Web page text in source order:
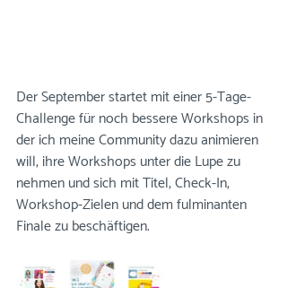
Der September startet mit einer 5-Tage-
Challenge für noch bessere Workshops in
der ich meine Community dazu animieren
will, ihre Workshops unter die Lupe zu
nehmen und sich mit Titel, Check-In,
Workshop-Zielen und dem fulminanten
Finale zu beschäftigen.